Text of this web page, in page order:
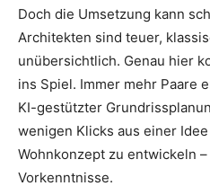
Doch die Umsetzung kann
Architekten sind teuer,
unübersichtlich. Genau hier
ins Spiel. Immer mehr Paare
KI-gestützter
wenigen Klicks aus einer
Wohnkonzept zu entwickeln
Vorkenntnisse.